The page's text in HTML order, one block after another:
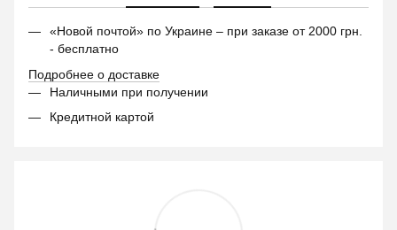
«Новой почтой» по Украине – при заказе от 2000 грн.
- бесплатно
Подробнее о доставке
Наличными при получении
Кредитной картой